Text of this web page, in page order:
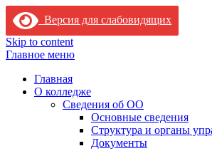
Версия для слабовидящих
Skip to content
Главное меню
Главная
О колледже
Сведения об ОО
Основные сведения
Структура и органы
Документы